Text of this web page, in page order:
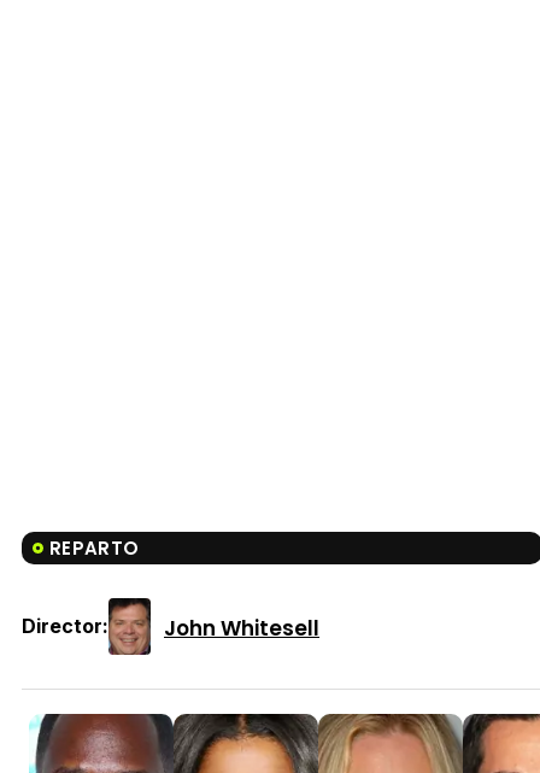
REPARTO
Director: John Whitesell